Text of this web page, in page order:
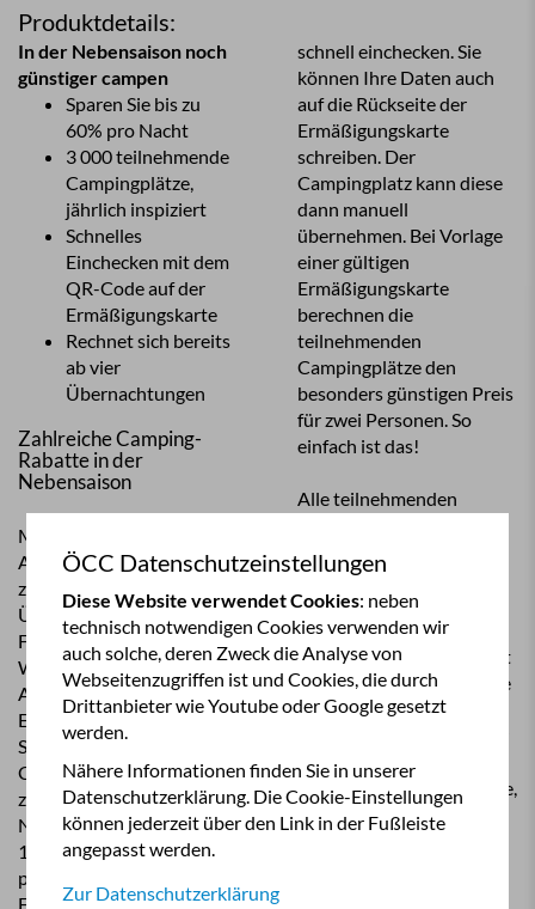
Produktdetails:
In der Nebensaison noch
günstiger campen
Sparen Sie bis zu
60% pro Nacht
3 000 teilnehmende
Campingplätze,
jährlich inspiziert
Schnelles
Einchecken mit dem
QR-Code auf der
Ermäßigungskarte
Rechnet sich bereits
ab vier
Übernachtungen
Zahlreiche Camping-
Rabatte in der
Nebensaison
Mit der CampingCard
ACSI zahlen Sie nie wieder
zu viel für Ihre
Übernachtungen im
Frühjahr und Herbst.
Während des
Akzeptanzzeitraums der
Ermäßigungskarte können
Sie auf 3 000
Campingplätzen in Europa
zu einem festen
Niedrigtarif von 13, 15, 17,
19, 21, 23, 25 oder 27 €
pro Nacht übernachten.
Ein tolles Angebot für alle
schnell einchecken. Sie
können Ihre Daten auch
auf die Rückseite der
Ermäßigungskarte
schreiben. Der
Campingplatz kann diese
dann manuell
übernehmen. Bei Vorlage
einer gültigen
Ermäßigungskarte
berechnen die
teilnehmenden
Campingplätze den
besonders günstigen Preis
für zwei Personen. So
einfach ist das!
Alle teilnehmenden
in dem zweiteiligen
CampingCard ACSI-
Campingführer.
Übersichtlich nach
Ländern geordnet und mit
GPS-Koordinaten für eine
perfekte Navigation. Sie
einen Campingplatz
wissen müssen: seine Lage,
die verfügbaren
ÖCC Datenschutzeinstellungen
Diese Website verwendet Cookies: neben
technisch notwendigen Cookies verwenden wir
auch solche, deren Zweck die Analyse von
Webseitenzugriffen ist und Cookies, die durch
Drittanbieter wie Youtube oder Google gesetzt
werden.
Nähere Informationen finden Sie in unserer
Datenschutzerklärung. Die Cookie-Einstellungen
können jederzeit über den Link in der Fußleiste
angepasst werden.
Zur Datenschutzerklärung